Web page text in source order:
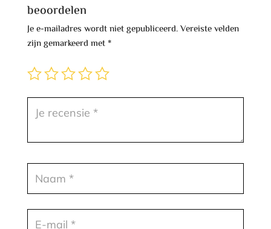
beoordelen
Je e-mailadres wordt niet gepubliceerd.Vereiste velden
zijn gemarkeerd met*